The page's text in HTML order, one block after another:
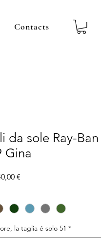
Contacts
da sole Ray-Ban
Gina
€
la taglia é solo 51 *